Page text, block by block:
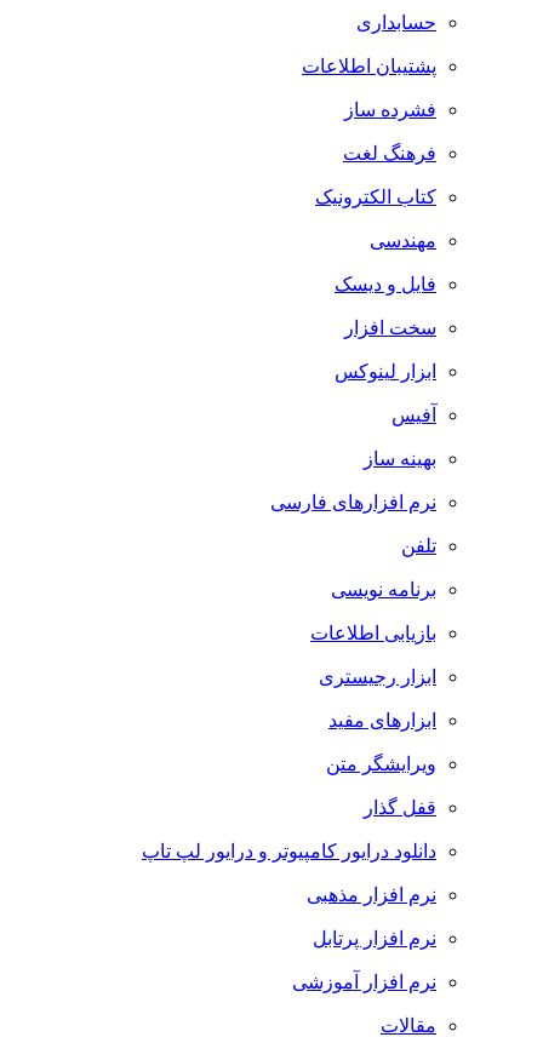
حسابداری
پشتیبان اطلاعات
فشرده ساز
فرهنگ لغت
کتاب الکترونیک
مهندسی
فایل و دیسک
سخت افزار
ابزار لینوکس
آفیس
بهینه ساز
نرم افزارهای فارسی
تلفن
برنامه نویسی
بازیابی اطلاعات
ابزار رجیستری
ابزارهای مفید
ویرایشگر متن
قفل گذار
دانلود درایور کامپیوتر و درایور لپ تاپ
نرم افزار مذهبی
نرم افزار پرتابل
نرم افزار آموزشی
مقالات